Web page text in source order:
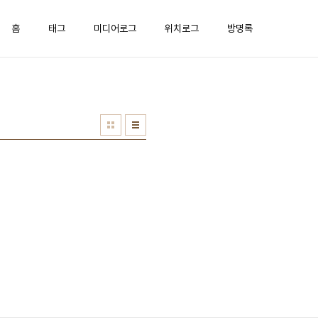
홈 태그 미디어로그 위치로그 방명록